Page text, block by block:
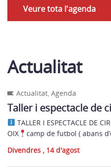
Veure tota l'agenda
Actualitat
Actualitat, Agenda
Taller i espectacle de
TALLER I ESPECTACLE DE
OIX
camp de futbol ( abans
Divendres , 14 d'agost